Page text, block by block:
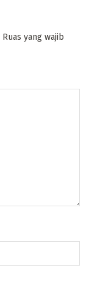
Ruas yang wajib